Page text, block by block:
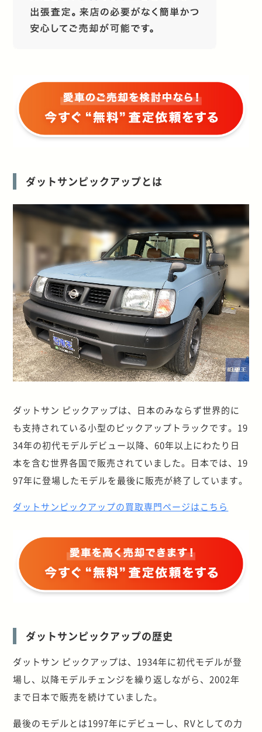
ダットサンピックアップとは
ダットサン ピックアップは、日本のみならず世界的に
も支持されている小型のピックアップトラックです。19
34年の初代モデルデビュー以降、60年以上にわたり日
本を含む世界各国で販売されていました。日本では、19
97年に登場したモデルを最後に販売が終了しています。
ダットサンピックアップの買取専門ページはこちら
ダットサンピックアップの歴史
ダットサン ピックアップは、1934年に初代モデルが登
場し、以降モデルチェンジを繰り返しながら、2002年
まで日本で販売を続けていました。
最後のモデルとは1997年にデビューし、RVとしての力